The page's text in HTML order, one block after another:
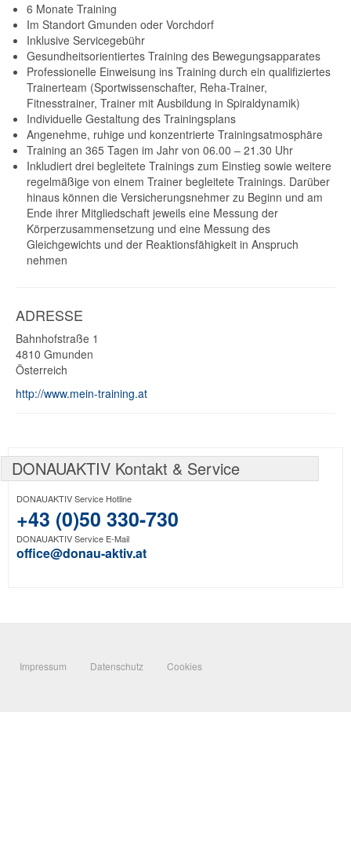
6 Monate Training
Im Standort Gmunden oder Vorchdorf
Inklusive Servicegebühr
Gesundheitsorientiertes Training des Bewegungsapparates
Professionelle Einweisung ins Training durch ein qualifiziertes
Trainerteam (Sportwissenschafter, Reha-Trainer,
Fitnesstrainer, Trainer mit Ausbildung in Spiraldynamik)
Individuelle Gestaltung des Trainingsplans
Angenehme, ruhige und konzentrierte Trainingsatmosphäre
Training an 365 Tagen im Jahr von 06.00 – 21.30 Uhr
Inkludiert drei begleitete Trainings zum Einstieg sowie weitere
regelmäßige von einem Trainer begleitete Trainings. Darüber
hinaus können die Versicherungsnehmer zu Beginn und am
Ende ihrer Mitgliedschaft jeweils eine Messung der
Körperzusammensetzung und eine Messung des
Gleichgewichts und der Reaktionsfähigkeit in Anspruch
nehmen
ADRESSE
Bahnhofstraße 1
4810 Gmunden
Österreich
http://www.mein-training.at
DONAUAKTIV Kontakt & Service
DONAUAKTIV Service Hotline
+43 (0)50 330-730
DONAUAKTIV Service E-Mail
office@donau-aktiv.at
Impressum Datenschutz Cookies